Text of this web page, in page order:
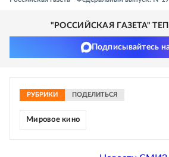
"РОССИЙСКАЯ ГАЗЕТА"
Подписывайтесь
РУБРИКИ ПОДЕЛИТЬСЯ
Мировое кино